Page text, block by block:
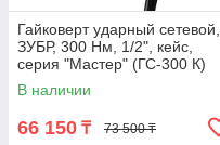
Гайковерт ударный сетевой,
ЗУБР, 300 Нм, 1/2", кейс,
серия "Мастер" (ГС-300 К)
В наличии
66 150 ₸ 73 500 ₸